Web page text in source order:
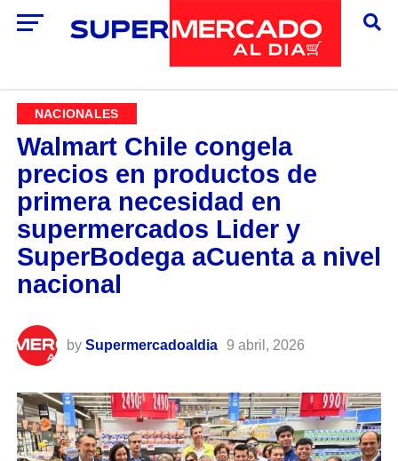
NACIONALES
Walmart Chile congela
precios en productos de
primera necesidad en
supermercados Lider y
SuperBodega aCuenta a nivel
nacional
by Supermercadoaldia 9 abril, 2026